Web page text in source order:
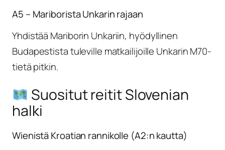
A5 – Mariborista Unkarin rajaan
Yhdistää Mariborin Unkariin, hyödyllinen
Budapestista tuleville matkailijoille Unkarin M70-
tietä pitkin.
Suositut reitit Slovenian
halki
Wienistä Kroatian rannikolle (A2:n kautta)